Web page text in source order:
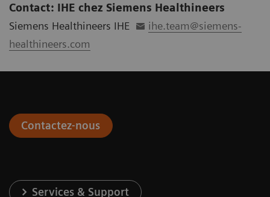
Contact: IHE chez Siemens Healthineers
Siemens Healthineers IHE
ihe.team@siemens-
healthineers.com
Contactez-nous
Services & Support